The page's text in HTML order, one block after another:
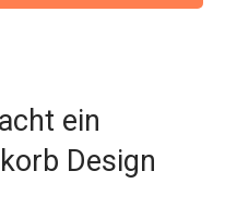
ein
Design